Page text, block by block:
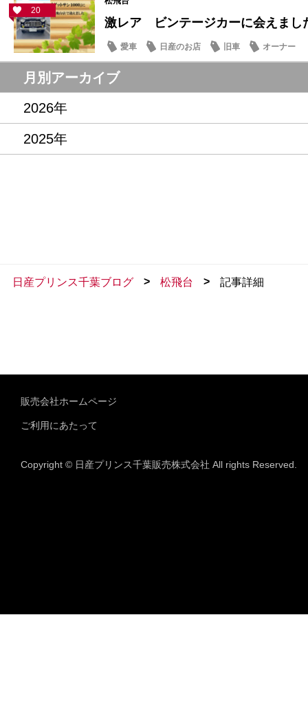
20
激レア ビンテージカーに会えまし
愛車 日産のお店 旧車 オーナー
月別アーカイブ
2026年
2025年
日産プリンス千葉ブログ > 松飛台 > 記事詳細
販売会社ホームページ
ご利用にあたって
Copyright © 日産プリンス千葉販売株式会社 All rights Reserved.